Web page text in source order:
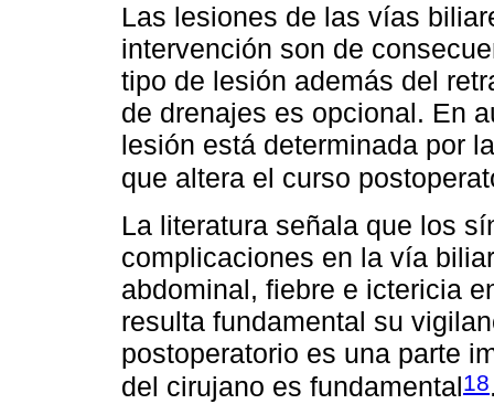
Las lesiones de las vías
intervención son de
tipo de lesión además del
de drenajes es opcional. En
lesión está determinada por
que altera el curso
La literatura señala que los
complicaciones en la vía
abdominal, fiebre e ictericia
resulta fundamental su
postoperatorio es una parte
del cirujano es fundamental18